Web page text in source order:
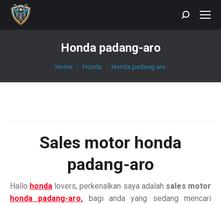
Search:
Honda padang-aro
You are here:
Home Honda Honda padang-aro
Sales motor honda
padang-aro
Hallo honda lovers, perkenalkan saya adalah sales motor
honda padang-aro, bagi anda yang sedang mencari